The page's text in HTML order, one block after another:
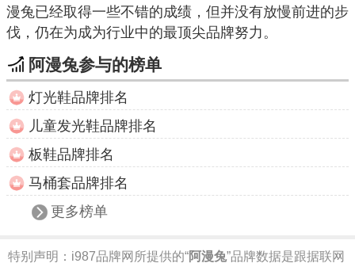
漫兔已经取得一些不错的成绩，但并没有放慢前进的步
伐，仍在为成为行业中的最顶尖品牌努力。
阿漫兔参与的榜单
灯光鞋品牌排名
儿童发光鞋品牌排名
板鞋品牌排名
马桶套品牌排名
更多榜单
特别声明： i987品牌网所提供的“阿漫兔”品牌数据是跟据联网